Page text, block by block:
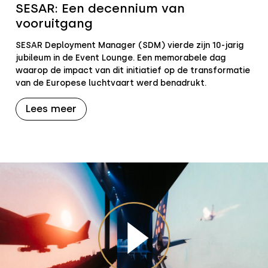
SESAR: Een decennium van
vooruitgang
SESAR Deployment Manager (SDM) vierde zijn 10-jarig
jubileum in de Event Lounge. Een memorabele dag
waarop de impact van dit initiatief op de transformatie
van de Europese luchtvaart werd benadrukt.
Lees meer